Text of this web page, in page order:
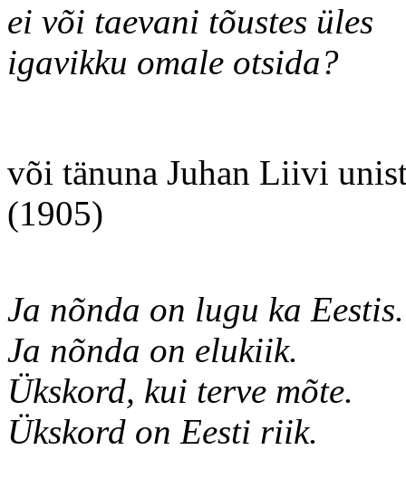
ei või taevani tõustes üles
igavikku omale otsida?
või tänuna Juhan Liivi
(1905)
Ja nõnda on lugu ka Eestis.
Ja nõnda on elukiik.
Ükskord, kui terve mõte.
Ükskord on Eesti riik.